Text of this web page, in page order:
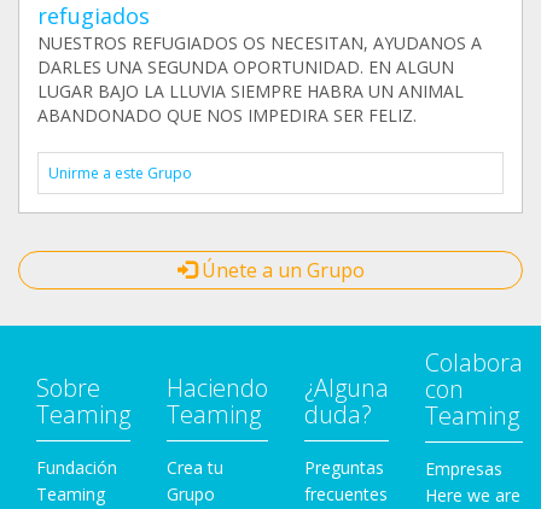
refugiados
NUESTROS REFUGIADOS OS NECESITAN, AYUDANOS A
DARLES UNA SEGUNDA OPORTUNIDAD. EN ALGUN
LUGAR BAJO LA LLUVIA SIEMPRE HABRA UN ANIMAL
ABANDONADO QUE NOS IMPEDIRA SER FELIZ.
Unirme a este Grupo
Únete a un Grupo
Sobre
Teaming
Fundación
Teaming
Haciendo
Teaming
Crea tu
Grupo
¿Alguna
duda?
Preguntas
frecuentes
Colabora
con
Teaming
Empresas
Here we are